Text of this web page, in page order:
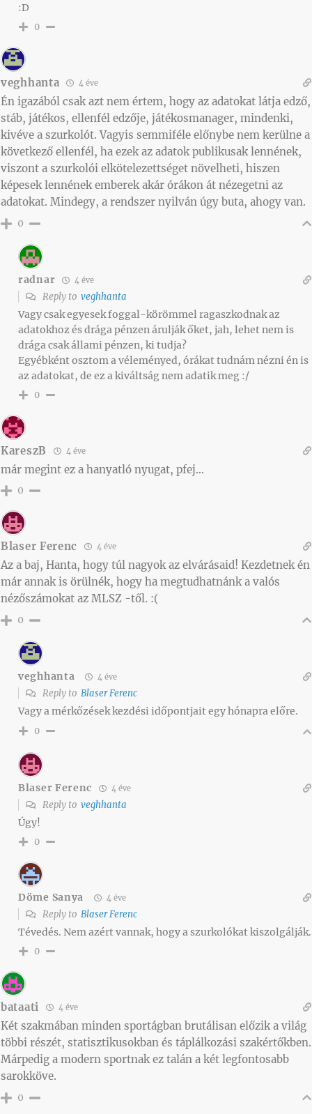
:D
0
veghhanta 4 éve
Én igazából csak azt nem értem, hogy az adatokat látja edző,
stáb, játékos, ellenfél edzője, játékosmanager, mindenki,
kivéve a szurkolót. Vagyis semmiféle előnybe nem kerülne a
következő ellenfél, ha ezek az adatok publikusak lennének,
viszont a szurkolói elkötelezettséget növelheti, hiszen
képesek lennének emberek akár órákon át nézegetni az
adatokat. Mindegy, a rendszer nyilván úgy buta, ahogy van.
0
radnar 4 éve
Reply to veghhanta
Vagy csak egyesek foggal-körömmel ragaszkodnak az
adatokhoz és drága pénzen árulják őket, jah, lehet nem is
drága csak állami pénzen, ki tudja?
Egyébként osztom a véleményed, órákat tudnám nézni én is
az adatokat, de ez a kiváltság nem adatik meg :/
0
KareszB 4 éve
már megint ez a hanyatló nyugat, pfej…
0
Blaser Ferenc 4 éve
Az a baj, Hanta, hogy túl nagyok az elvárásaid! Kezdetnek én
már annak is örülnék, hogy ha megtudhatnánk a valós
nézőszámokat az MLSZ -től. :(
0
veghhanta 4 éve
Reply to Blaser Ferenc
Vagy a mérkőzések kezdési időpontjait egy hónapra előre.
0
Blaser Ferenc 4 éve
Reply to veghhanta
Úgy!
0
Döme Sanya 4 éve
Reply to Blaser Ferenc
Tévedés. Nem azért vannak, hogy a szurkolókat kiszolgálják.
0
bataati 4 éve
Két szakmában minden sportágban brutálisan előzik a világ
többi részét, statisztikusokban és táplálkozási szakértőkben.
Márpedig a modern sportnak ez talán a két legfontosabb
sarokköve.
0